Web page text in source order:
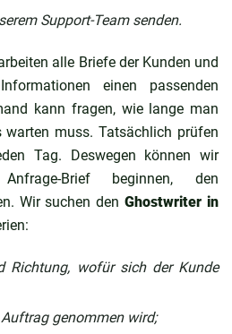
Support-Team senden.
alle Briefe der Kunden und
einen passenden
kann fragen, wie lange man
muss. Tatsächlich prüfen
Tag. Deswegen können wir
Brief beginnen, den
Wir suchen denGhostwriter in
Richtung, wofür sich der Kunde
genommen wird;